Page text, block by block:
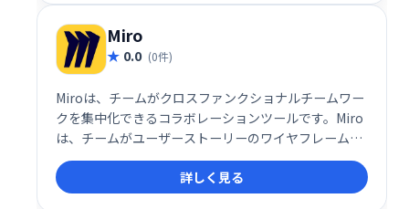
Miro
0.0 (0件)
Miroは、チームがクロスファンクショナルチームワー
クを集中化できるコラボレーションツールです。Miro
は、チームがユーザーストーリーのワイヤフレームを
キャプチャ、管理、マッピングし、スクリプトを計画
し、思考を構築するための迅速かつ簡単な方法です。
詳しく見る